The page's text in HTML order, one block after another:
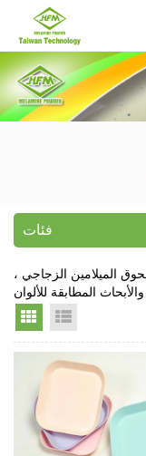
فئات
الميلامين الزجاجي ،
Grid View